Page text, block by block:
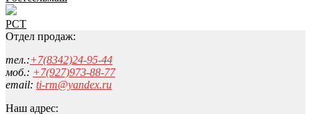
РСТ
Отдел продаж:
тел.:+7(8342)24-95-44
моб.: +7(927)973-88-77
email: ti-rm@yandex.ru
Наш адрес: